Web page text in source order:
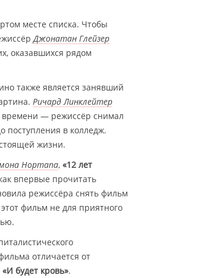
месте списка. Чтобы
Джонатан Глейзер
оказавшихся рядом
также является занявший
Ричард Линклейтер
времени — режиссёр снимал
поступления в колледж.
жизни.
Нортапа, «12 лет
впервые прочитать
режиссёра снять фильм
фильм не для приятного
отличается от
«И будет кровь».